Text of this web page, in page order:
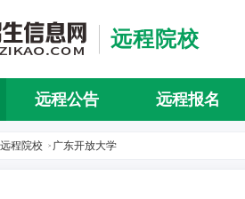
远程院校
远程公告 远程报名
远程院校 > 广东开放大学